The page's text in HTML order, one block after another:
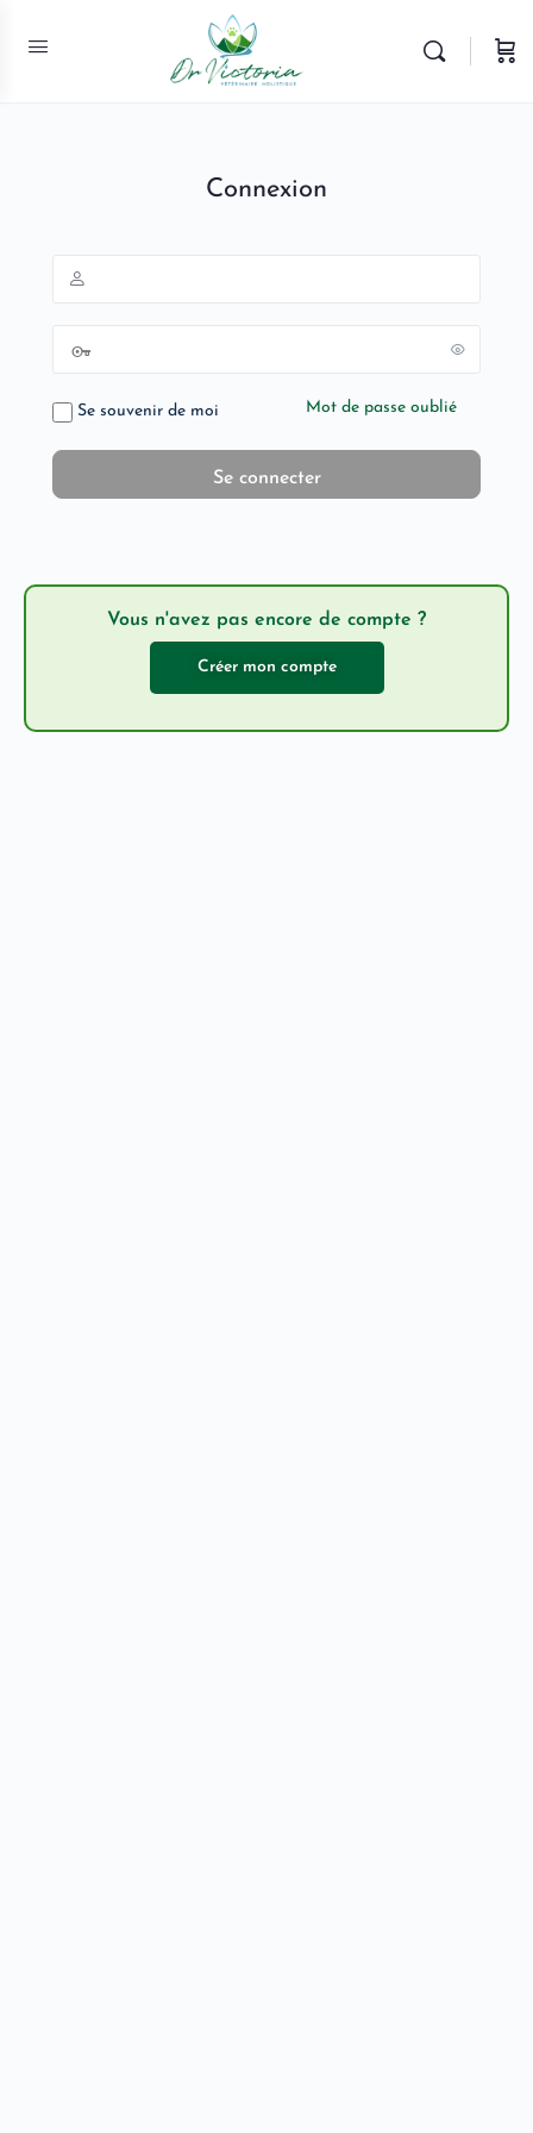
Connexion
Se souvenir de moi Mot de passe oublié
Vous n'avez pas encore de compte ?
Créer mon compte